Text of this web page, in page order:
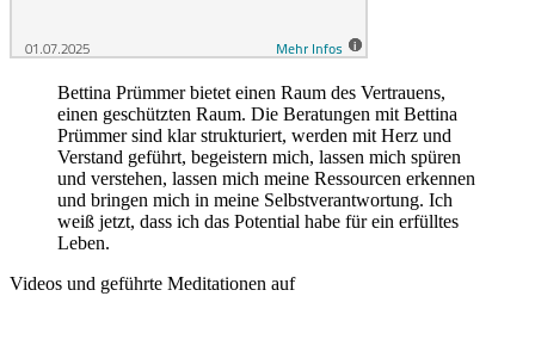
Bettina Prümmer bietet einen Raum des Vertrauens,
einen geschützten Raum. Die Beratungen mit Bettina
Prümmer sind klar strukturiert, werden mit Herz und
Verstand geführt, begeistern mich, lassen mich spüren
und verstehen, lassen mich meine Ressourcen erkennen
und bringen mich in meine Selbstverantwortung. Ich
weiß jetzt, dass ich das Potential habe für ein erfülltes
Leben.
Videos und geführte Meditationen auf